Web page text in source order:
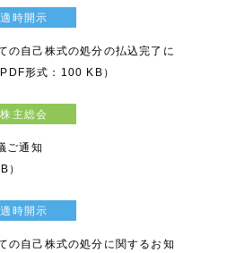
適時開示
の自己株式の処分の払込完了に
PDF形式：100 KB）
株主総会
ご通知
）
適時開示
の自己株式の処分に関するお知